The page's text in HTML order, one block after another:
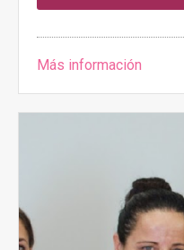
Más información